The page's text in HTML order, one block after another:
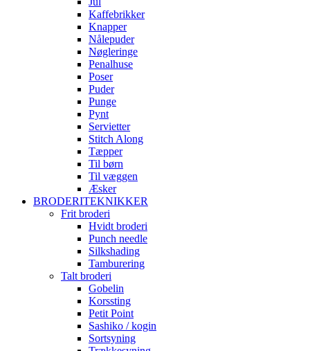
Kaffebrikker
Knapper
Nålepuder
Nøgleringe
Penalhuse
Poser
Puder
Punge
Pynt
Servietter
Stitch Along
Tæpper
Til børn
Til væggen
Æsker
BRODERITEKNIKKER
Frit broderi
Hvidt broderi
Punch needle
Silkshading
Tamburering
Talt broderi
Gobelin
Korssting
Petit Point
Sashiko / kogin
Sortsyning